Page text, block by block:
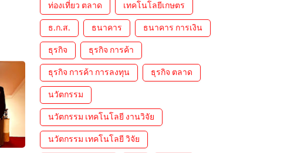
ท่องเที่ยว ตลาด เทคโนโลยีเกษตร
ธ.ก.ส. ธนาคาร ธนาคาร การเงิน
ธุรกิจ ธุรกิจ การค้า
ธุรกิจ การค้า การลงทุน ธุรกิจ ตลาด
นวัตกรรม
นวัตกรรม เทคโนโลยี งานวิจัย
นวัตกรรม เทคโนโลยี วิจัย